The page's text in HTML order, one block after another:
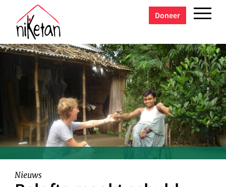
Doneer
Nieuws